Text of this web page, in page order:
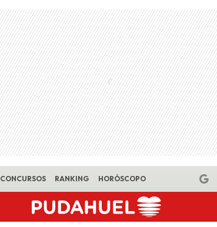
CONCURSOS RANKING HORÓSCOPO